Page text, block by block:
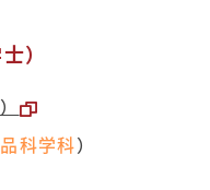
）
科学科）